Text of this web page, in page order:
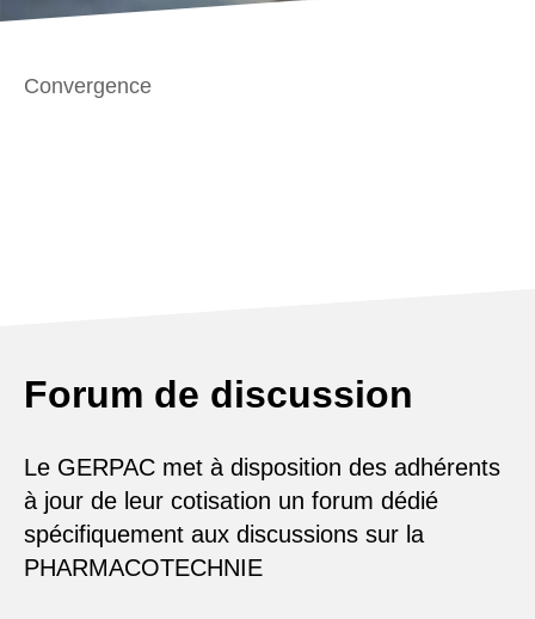
Convergence
Forum de discussion
Le GERPAC met à disposition des adhérents
à jour de leur cotisation un forum dédié
spécifiquement aux discussions sur la
PHARMACOTECHNIE